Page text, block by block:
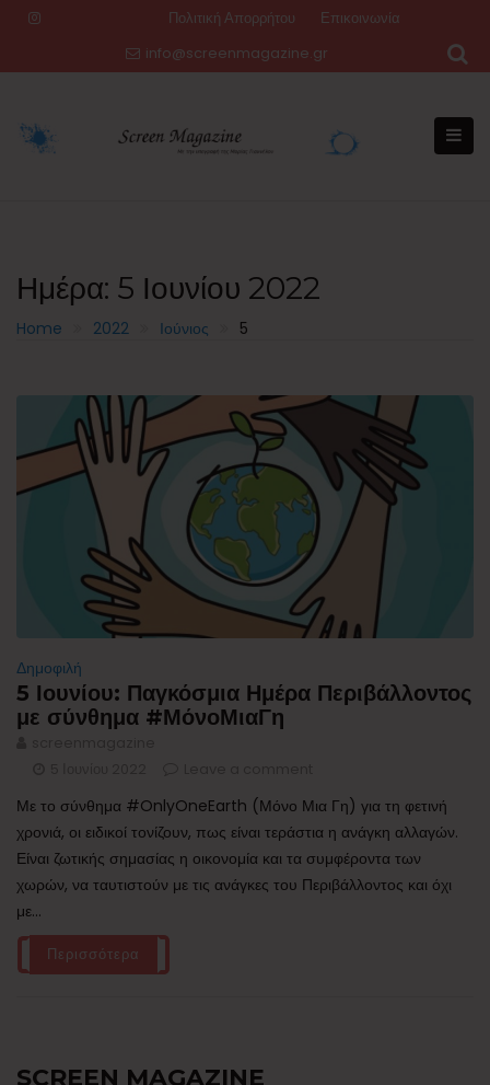
Πολιτική Απορρήτου
Επικοινωνία
info@screenmagazine.gr
Ημέρα: 5 Ιουνίου 2022
Home 2022 Ιούνιος 5
Δημοφιλή
5 Ιουνίου: Παγκόσμια Ημέρα Περιβάλλοντος
με σύνθημα #ΜόνοΜιαΓη
Με το σύνθημα #OnlyOneEarth (Μόνο Μια Γη) για τη φετινή
χρονιά, οι ειδικοί τονίζουν, πως είναι τεράστια η ανάγκη αλλαγών.
Είναι ζωτικής σημασίας η οικονομία και τα συμφέροντα των
χωρών, να ταυτιστούν με τις ανάγκες του Περιβάλλοντος και όχι
με...
Περισσότερα
SCREEN MAGAZINE